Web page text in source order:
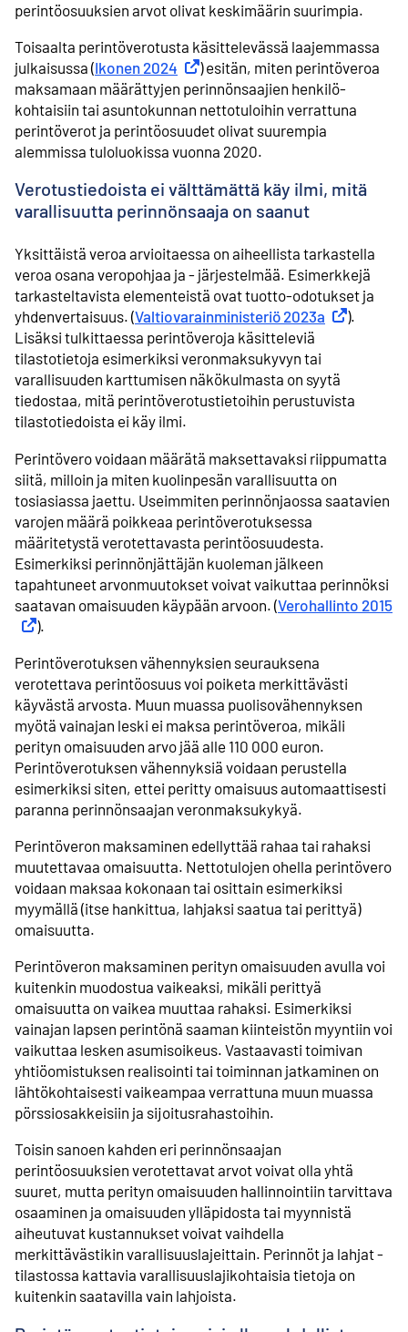
perintö­osuuksien arvot olivat keskimäärin suurimpia.
Toisaalta perintöverotusta käsittelevässä laajemmassa
julkaisussa (Ikonen 2024 Ulkoinen linkki
) esitän, miten perintöveroa
maksamaan määrättyjen perinnön­saajien henkilö­
kohtaisiin tai asuntokunnan nettotuloihin verrattuna
perintöverot ja perintöosuudet olivat suurempia
alemmissa tuloluokissa vuonna 2020.
Verotustiedoista ei välttämättä käy ilmi, mitä
varallisuutta perinnönsaaja on saanut
Yksittäistä veroa arvioitaessa on aiheellista tarkastella
veroa osana veropohjaa ja - järjestelmää. Esimerkkejä
tarkasteltavista elementeistä ovat tuotto-odotukset ja
yhdenvertaisuus. (Valtiovarainministeriö 2023a Ulkoinen
).
Lisäksi tulkittaessa perintöveroja käsitteleviä
tilastotietoja esimerkiksi veronmaksu­kyvyn tai
varallisuuden karttumisen näkökulmasta on syytä
tiedostaa, mitä perintöverotus­tietoihin perustuvista
tilasto­tiedoista ei käy ilmi.
Perintövero voidaan määrätä maksettavaksi riippumatta
siitä, milloin ja miten kuolinpesän varallisuutta on
tosiasiassa jaettu. Useimmiten perinnönjaossa saatavien
varojen määrä poikkeaa perintö­verotuksessa
määritetystä verotettavasta perintö­osuudesta.
Esimerkiksi perinnön­jättäjän kuoleman jälkeen
tapahtuneet arvonmuutokset voivat vaikuttaa perinnöksi
saatavan omaisuuden käypään arvoon. (Verohallinto 2015
).
Perintöverotuksen vähennyksien seurauksena
verotettava perintöosuus voi poiketa merkittävästi
käyvästä arvosta. Muun muassa puoliso­vähennyksen
myötä vainajan leski ei maksa perintöveroa, mikäli
perityn omaisuuden arvo jää alle 110 000 euron.
Perintöverotuksen vähennyksiä voidaan perustella
esimerkiksi siten, ettei peritty omaisuus automaattisesti
paranna perinnönsaajan veronmaksu­kykyä.
Perintöveron maksaminen edellyttää rahaa tai rahaksi
muutettavaa omaisuutta. Nettotulojen ohella perintövero
voidaan maksaa kokonaan tai osittain esimerkiksi
myymällä (itse hankittua, lahjaksi saatua tai perittyä)
omaisuutta.
Perintöveron maksaminen perityn omaisuuden avulla voi
kuitenkin muodostua vaikeaksi, mikäli perittyä
omaisuutta on vaikea muuttaa rahaksi. Esimerkiksi
vainajan lapsen perintönä saaman kiinteistön myyntiin voi
vaikuttaa lesken asumis­oikeus. Vastaavasti toimivan
yhtiö­omistuksen realisointi tai toiminnan jatkaminen on
lähtökohtaisesti vaikeampaa verrattuna muun muassa
pörssi­osakkeisiin ja sijoitus­rahastoihin.
Toisin sanoen kahden eri perinnönsaajan
perintöosuuksien verotettavat arvot voivat olla yhtä
suuret, mutta perityn omaisuuden hallinnointiin tarvittava
osaaminen ja omaisuuden ylläpidosta tai myynnistä
aiheutuvat kustannukset voivat vaihdella
merkittävästikin varallisuus­lajeittain. Perinnöt ja lahjat -
tilastossa kattavia varallisuuslaji­kohtaisia tietoja on
kuitenkin saatavilla vain lahjoista.